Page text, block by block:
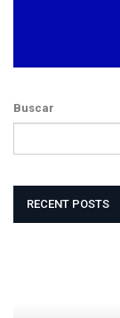
Buscar
RECENT POSTS